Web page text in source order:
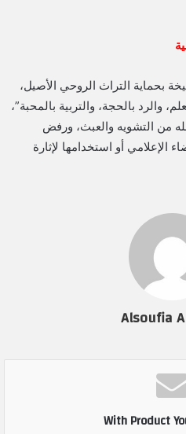
بحماية التراث الروحي الأصيل،
والرد بالحجة، والتربية بالمحبة”،
من التشويه والعبث، ورفض
الإعلامي أو استخدامها لإثارة
Alsoufia
With Product